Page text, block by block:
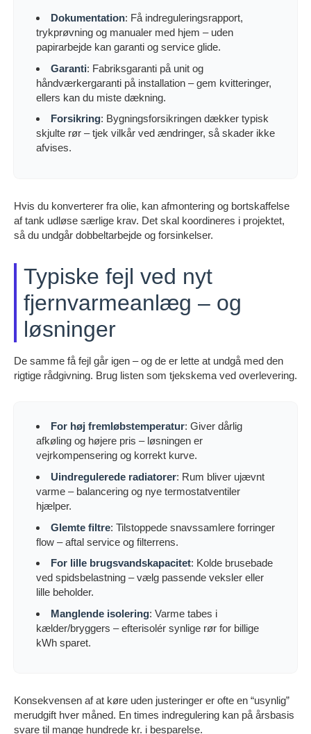
Dokumentation: Få indreguleringsrapport,
trykprøvning og manualer med hjem – uden
papirarbejde kan garanti og service glide.
Garanti: Fabriksgaranti på unit og
håndværkergaranti på installation – gem kvitteringer,
ellers kan du miste dækning.
Forsikring: Bygningsforsikringen dækker typisk
skjulte rør – tjek vilkår ved ændringer, så skader ikke
afvises.
Hvis du konverterer fra olie, kan afmontering og bortskaffelse
af tank udløse særlige krav. Det skal koordineres i projektet,
så du undgår dobbeltarbejde og forsinkelser.
Typiske fejl ved nyt
fjernvarmeanlæg – og
løsninger
De samme få fejl går igen – og de er lette at undgå med den
rigtige rådgivning. Brug listen som tjekskema ved overlevering.
For høj fremløbstemperatur: Giver dårlig
afkøling og højere pris – løsningen er
vejrkompensering og korrekt kurve.
Uindregulerede radiatorer: Rum bliver ujævnt
varme – balancering og nye termostatventiler
hjælper.
Glemte filtre: Tilstoppede snavssamlere forringer
flow – aftal service og filterrens.
For lille brugsvandskapacitet: Kolde brusebade
ved spidsbelastning – vælg passende veksler eller
lille beholder.
Manglende isolering: Varme tabes i
kælder/bryggers – efterisolér synlige rør for billige
kWh sparet.
Konsekvensen af at køre uden justeringer er ofte en “usynlig”
merudgift hver måned. En times indregulering kan på årsbasis
svare til mange hundrede kr. i besparelse.